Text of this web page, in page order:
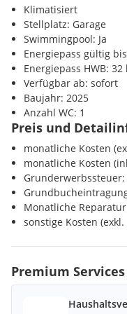
bleibt kein Wunsch
der Nähe zur
Großstadtfeeling
Podersdorf am See ist
Investition zu tätigen.
Wir weisen darauf hin,
familiäres oder
Der Vermittler ist als
Bank <500m
Post <1000m
Polizei <7500m
Klimatisiert
Stellplatz: Garage
Swimmingpool: Ja
Energiepass gültig
Energiepass HWB: 32
Verfügbar ab: sofort
Baujahr: 2025
Anzahl WC: 1
Preis und
monatliche Kosten
monatliche Kosten
Grunderwerbssteuer:
Monatliche
sonstige Kosten
Premium Services